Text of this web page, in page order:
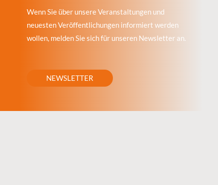
Wenn Sie über unsere Veranstaltungen und
neuesten Veröffentlichungen informiert werden
wollen, melden Sie sich für unseren Newsletter an.
NEWSLETTER